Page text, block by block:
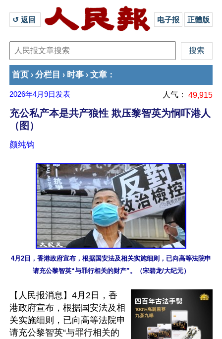
↺ 返回 电子报 正體版
首页 › 分栏目 › 时事 › 文章 ：
2026年4月9日 发表 人气： 49,915
充公私产本是共产狼性 欺压黎智英为恫吓港人
（图）
颜纯钩
4月2日，香港政府宣布，根据国安法及相关实施细则，已向高等法院申
请充公黎智英“与罪行相关的财产”。（宋碧龙/大纪元）
【人民报消息】4月2日，香
港政府宣布，根据国安法及相
关实施细则，已向高等法院申
请充公黎智英“与罪行相关的